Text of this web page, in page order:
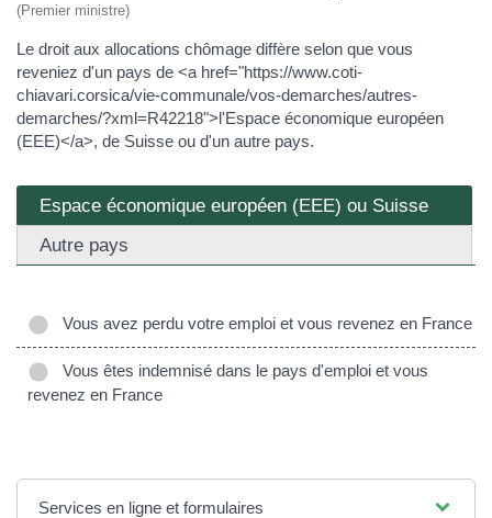
(Premier ministre)
Le droit aux allocations chômage diffère selon que vous
reveniez d'un pays de <a href="https://www.coti-
chiavari.corsica/vie-communale/vos-demarches/autres-
demarches/?xml=R42218">l'Espace économique européen
(EEE)</a>, de Suisse ou d'un autre pays.
Espace économique européen (EEE) ou Suisse
Autre pays
Vous avez perdu votre emploi et vous revenez en France
Vous êtes indemnisé dans le pays d'emploi et vous
revenez en France
Services en ligne et formulaires